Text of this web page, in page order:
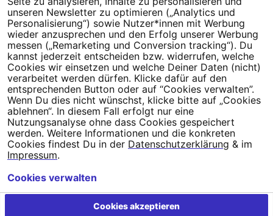
ermöglichen.Projekte kennenlernen
UnterstützenDank vieler Unterstützer*innen kann die
Demokratie-Stiftung Campact Projekte fördern und umsetzen.
Erfahre, wie Du Dich einbringen kannst.Stiftung unterstützen
SatzungDie Satzung legt fest, welche gemeinnützigen Zwecke
die Demokratie-Stiftung Campact verfolgt, wie sie organisiert ist
und wie ihr Vermögen angelegt wird. Satzung lesen
Die Demokratie-Stiftung Campact erfüllt alle zehn
Transparenzinformationen der Initiative Transparente Zivilgesellschaft.
unseren Newsletter zu optimieren („Analytics und
Personalisierung“) sowie Nutzer*innen mit Werbung
wieder anzusprechen und den Erfolg unserer Werbung
messen („Remarketing und Conversion tracking“). Du
kannst jederzeit entscheiden bzw. widerrufen, welche
Cookies wir einsetzen und welche Deiner Daten (nicht)
verarbeitet werden dürfen. Klicke dafür auf den
entsprechenden Button oder auf “Cookies verwalten”.
Wenn Du dies nicht wünschst, klicke bitte auf „Cookies
ablehnen“. In diesem Fall erfolgt nur eine
Nutzungsanalyse ohne dass Cookies gespeichert
werden. Weitere Informationen und die konkreten
Cookies findest Du in der Datenschutzerklärung & im
Impressum.
Cookies akzeptieren
Cookies verwalten